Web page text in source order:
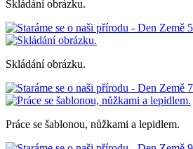
Skládání obrázku.
Skládání obrázku.
Práce se šablonou, nůžkami a lepidlem.